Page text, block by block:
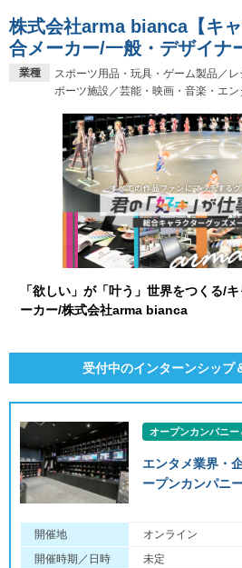
業種
スポーツ用品・玩具・ゲーム製品／
ポーツ施設／芸能・映画・音楽・エン
株式会社arma bianca【キ
合メーカー/一般・デザイナ
「欲しい」が「叶う」世界をつくる/
ーカー/株式会社arma bianca
受付中のインターンシップ
オープンカンパニ
エンタメ業界・
ープンカンパニ
開催地
オンライン
開催時期／日時
未定